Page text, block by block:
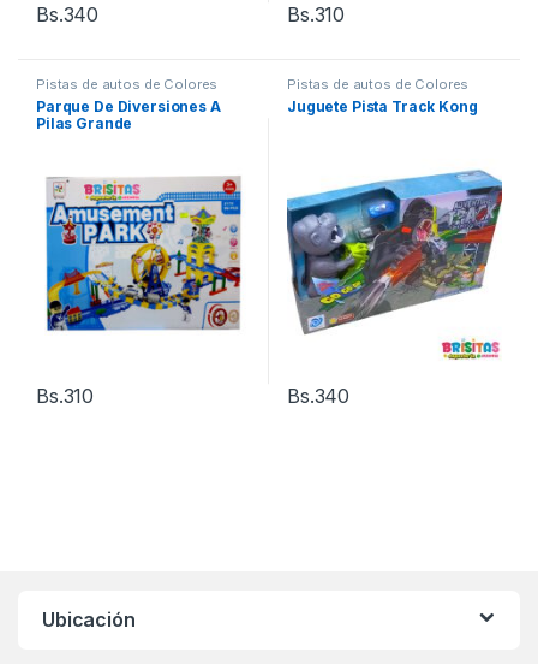
Bs.340 Bs.310
Pistas de autos de Colores
Parque De Diversiones A
Pilas Grande
Bs.310
Pistas de autos de Colores
Juguete Pista Track Kong
Bs.340
Ubicación